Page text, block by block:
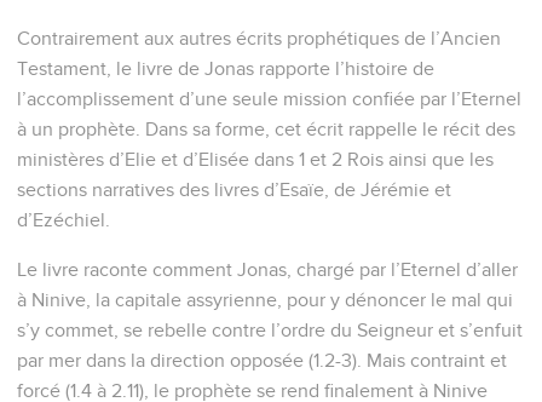
Contrairement aux autres écrits prophétiques de l’Ancien
Testament, le livre de Jonas rapporte l’histoire de
l’accomplissement d’une seule mission confiée par l’Eternel
à un prophète. Dans sa forme, cet écrit rappelle le récit des
ministères d’Elie et d’Elisée dans 1 et 2 Rois ainsi que les
sections narratives des livres d’Esaïe, de Jérémie et
d’Ezéchiel.
Le livre raconte comment Jonas, chargé par l’Eternel d’aller
à Ninive, la capitale assyrienne, pour y dénoncer le mal qui
s’y commet, se rebelle contre l’ordre du Seigneur et s’enfuit
par mer dans la direction opposée (1.2-3). Mais contraint et
forcé (1.4 à 2.11), le prophète se rend finalement à Ninive